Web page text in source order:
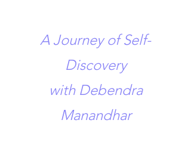
A Journey of Self-
Discovery
with Debendra
Manandhar